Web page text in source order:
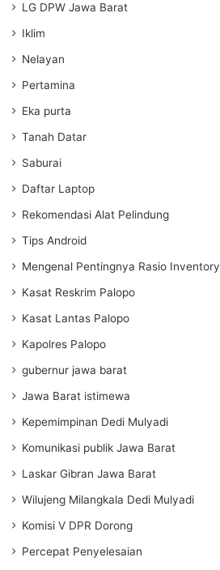
LG DPW Jawa Barat
Iklim
Nelayan
Pertamina
Eka purta
Tanah Datar
Saburai
Daftar Laptop
Rekomendasi Alat Pelindung
Tips Android
Mengenal Pentingnya Rasio Inventory
Kasat Reskrim Palopo
Kasat Lantas Palopo
Kapolres Palopo
gubernur jawa barat
Jawa Barat istimewa
Kepemimpinan Dedi Mulyadi
Komunikasi publik Jawa Barat
Laskar Gibran Jawa Barat
Wilujeng Milangkala Dedi Mulyadi
Komisi V DPR Dorong
Percepat Penyelesaian